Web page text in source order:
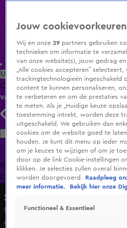
Uitzending Gemist Populaire programma's
ClipsFilmsRadioSmart TV inlog
Volg KIJK
Zoeken
HomeUitzending Gemist
OranjezomerLivestreamsShop
Shownieuws
Koning Willem-Alexander zet
grensoverschrijdend gedrag
Jouw cookievoorkeuren
Wij en onze29 partners gebruiken
technieken om informatie te
van onze website(s), jouw gedrag
„Alle cookies accepteren” selecteert,
trackingtechnologieën ingeschakeld
content te kunnen personaliseren,
te verbeteren en om de prestaties
te meten. Als je „Huidige keuze
toestemming intrekt, worden deze
uitgeschakeld. We gebruiken dan
cookies om de website goed te
houden. Je kunt dit menu op ieder
om je keuzes te wijzigen of om je
door op de link Cookie-instellingen
klikken. Je selecties zullen overal
worden doorgevoerd.
Raadpleeg
meer informatie.
Bekijk hier onze
Functioneel & Essentieel